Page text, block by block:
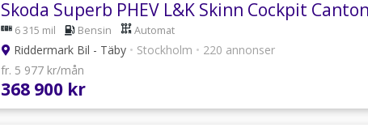
6 315 mil Bensin Automat
Riddermark Bil - Täby • Stockholm • 220 annonser
fr. 5 977 kr/mån
368 900 kr